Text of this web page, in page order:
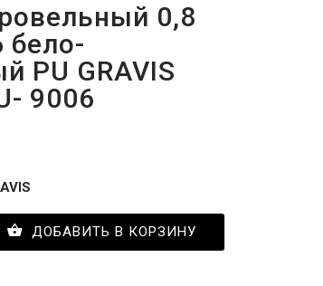
0,8
бело-
PU GRAVIS
9006
ДОБАВИТЬ В КОРЗИНУ